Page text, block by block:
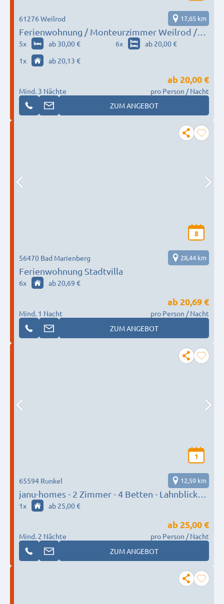
Ferienwohnung / Monteurzimmer Weilrod /
Gemünden
61276 Weilrod 17,65 km
5x ab 30,00 € 6x
ab 20,00 €
1x ab 20,13 €
Mind. 3 Nächte
ab 20,00 €
pro Person / Nacht
ZUM ANGEBOT
8
Ferienwohnung Stadtvilla
56470 Bad Marienberg 28,44 km
6x ab 20,69 €
Mind. 1 Nacht
ab 20,69 €
pro Person / Nacht
ZUM ANGEBOT
1
janu-homes - 2 Zimmer - 4 Betten - Lahnblick
vom Amselweg
65594 Runkel 12,59 km
1x ab 25,00 €
Mind. 2 Nächte
ab 25,00 €
pro Person / Nacht
ZUM ANGEBOT